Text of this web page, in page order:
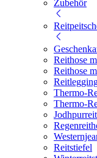
Zubehör
Reithose
Reithose
Thermo-
Thermo-
Reitstiefel